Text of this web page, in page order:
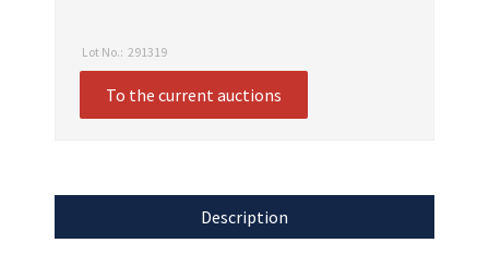
Lot No.: 291319
To the current auctions
Description